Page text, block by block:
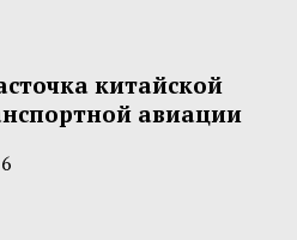
китайской
авиации